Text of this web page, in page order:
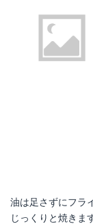
油は足さずにフラ
じっくりと焼きま